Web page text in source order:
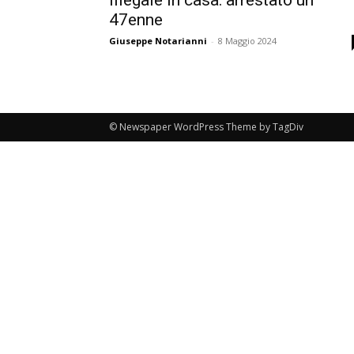
47enne
Giuseppe Notarianni - 8 Maggio 2024
© Newspaper WordPress Theme by TagDiv